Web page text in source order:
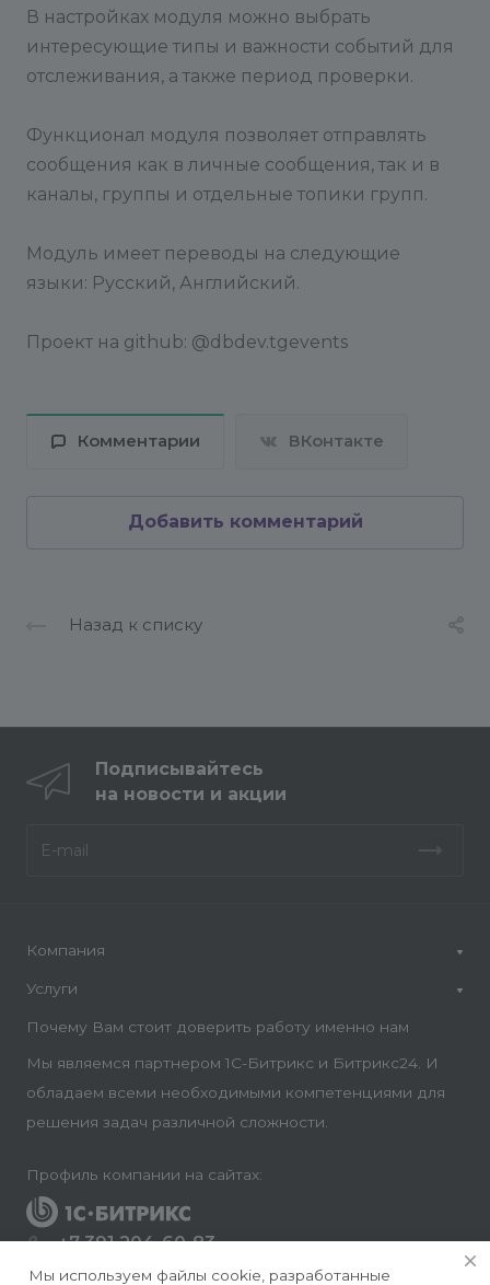
В настройках модуля можно выбрать
интересующие типы и важности событий для
отслеживания, а также период проверки.
Функционал модуля позволяет отправлять
сообщения как в личные сообщения, так и в
каналы, группы и отдельные топики групп.
Модуль имеет переводы на следующие
языки: Русский, Английский.
Проект на github: @dbdev.tgevents
Комментарии ВКонтакте
Добавить комментарий
Назад к списку
Подписывайтесь
на новости и акции
Компания
Услуги
Почему Вам стоит доверить работу именно нам
Мы являемся партнером 1С-Битрикс и Битрикс24. И
обладаем всеми необходимыми компетенциями для
решения задач различной сложности.
Профиль компании на сайтах:
+7 391 204-60-83
Заказать звонок
Мы используем файлы cookie, разработанные